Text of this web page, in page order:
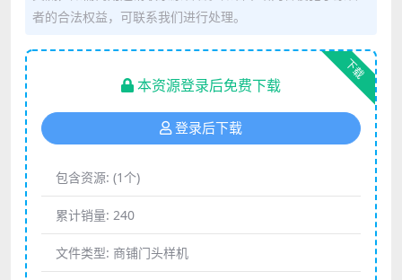
者的合法权益，可联系我们进行处理。
下载
本资源登录后免费下载
登录后下载
包含资源: (1个)
累计销量: 240
文件类型: 商铺门头样机